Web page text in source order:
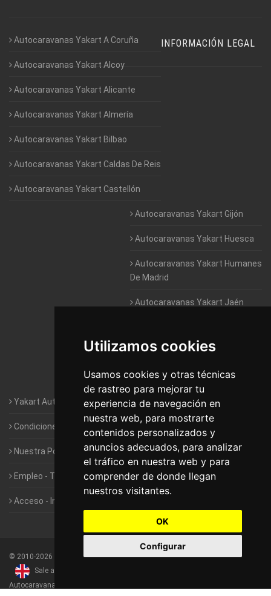
Utilizamos cookies
Usamos cookies y otras técnicas
de rastreo para mejorar tu
experiencia de navegación en
nuestra web, para mostrarte
contenidos personalizados y
anuncios adecuados, para analizar
el tráfico en nuestra web y para
comprender de donde llegan
nuestros visitantes.
OK
Configurar
Autocaravanas Yakart A Coruña
Autocaravanas Yakart Alcoy
Autocaravanas Yakart Alicante
Autocaravanas Yakart Almería
Autocaravanas Yakart Bilbao
Autocaravanas Yakart Caldas De Reis
Autocaravanas Yakart Castellón
Autocaravanas Yakart Gijón
Autocaravanas Yakart Huesca
Autocaravanas Yakart Humanes
De Madrid
Autocaravanas Yakart Jaén
Autocaravanas Yakart Valencia
Autocaravanas Yakart Vitoria
INFORMACIÓN LEGAL
Yakart Autocaravanas · La empresa
Condiciones de Alquiler de Yakart
Nuestra Política de Privacidad
Empleo - Trabaja con nosotros
Acceso - Intranet de Franquiciados
© 2010-2026 Yakart Autocaravanas · Todos los derechos reservados
Sale and rentals of motorhomes
Autocaravanas